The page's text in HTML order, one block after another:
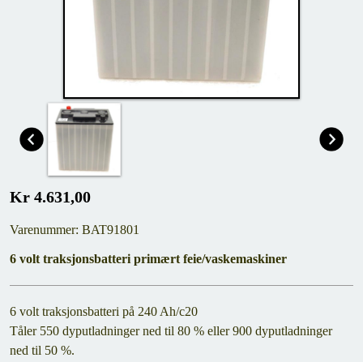
Kr 4.631,00
Varenummer: BAT91801
6 volt traksjonsbatteri primært feie/vaskemaskiner
6 volt traksjonsbatteri på 240 Ah/c20
Tåler 550 dyputladninger ned til 80 % eller 900 dyputladninger
ned til 50 %.